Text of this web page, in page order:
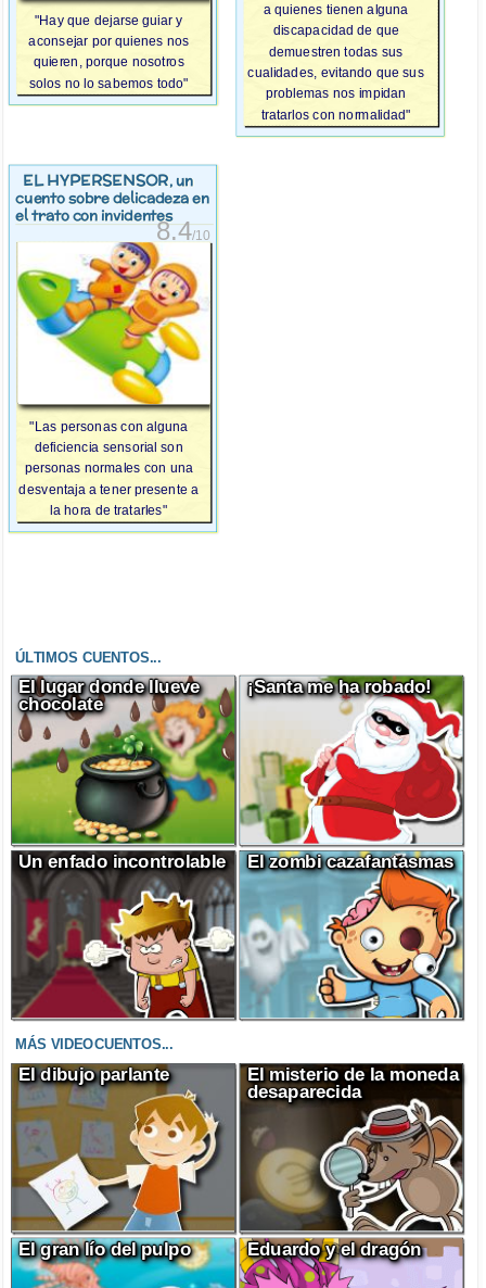
"Hay que dejarse guiar y
aconsejar por quienes nos
quieren, porque nosotros
solos no lo sabemos todo"
a quienes tienen alguna
discapacidad de que
demuestren todas sus
cualidades, evitando que sus
problemas nos impidan
tratarlos con normalidad"
EL HYPERSENSOR, un
cuento sobre delicadeza en
el trato con invidentes
8.4/10
"Las personas con alguna
deficiencia sensorial son
personas normales con una
desventaja a tener presente a
la hora de tratarles"
ÚLTIMOS CUENTOS...
El lugar donde llueve
chocolate
¡Santa me ha robado!
Un enfado incontrolable El zombi cazafantasmas
MÁS VIDEOCUENTOS...
El dibujo parlante
El misterio de la moneda
desaparecida
El gran lío del pulpo Eduardo y el dragón